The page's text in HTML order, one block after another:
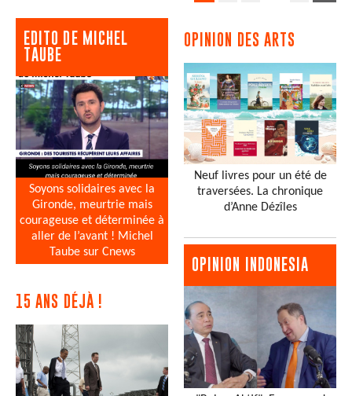
EDITO DE MICHEL
TAUBE
Soyons solidaires avec la
Gironde, meurtrie mais
courageuse et déterminée à
aller de l’avant ! Michel
Taube sur Cnews
15 ANS DÉJÀ !
OPINION DES ARTS
Neuf livres pour un été de
traversées. La chronique
d’Anne Dézîles
OPINION INDONESIA